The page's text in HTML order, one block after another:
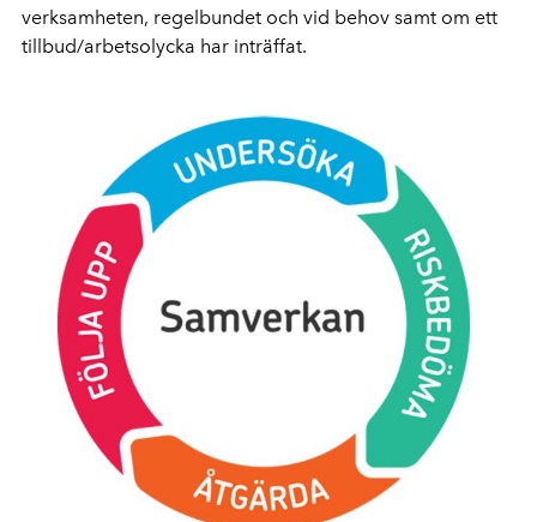
verksamheten, regelbundet och vid behov samt om ett
tillbud/arbetsolycka har inträffat.